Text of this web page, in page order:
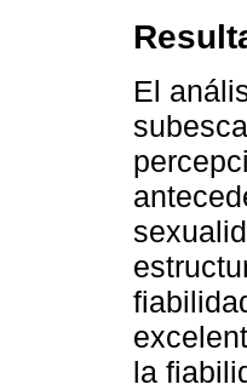
El
la